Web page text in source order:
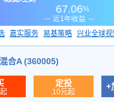
嘉实服务 易基策略 兴业全球
合A (360005)
定投
10元起
+